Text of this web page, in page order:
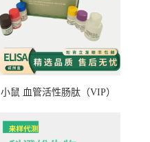
小鼠 血管活性肠肽（VIP）